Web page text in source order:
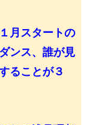
月スタートの
ンス、誰が見
ることが３